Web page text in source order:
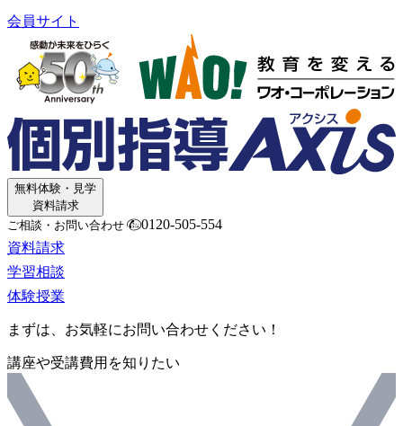
会員サイト
無料体験・見学
資料請求
ご相談・お問い合わせ
0120-505-554
資料請求
学習相談
体験授業
まずは、お気軽にお問い合わせください！
講座や受講費用を知りたい